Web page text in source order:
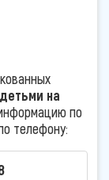
на
по
телефону: